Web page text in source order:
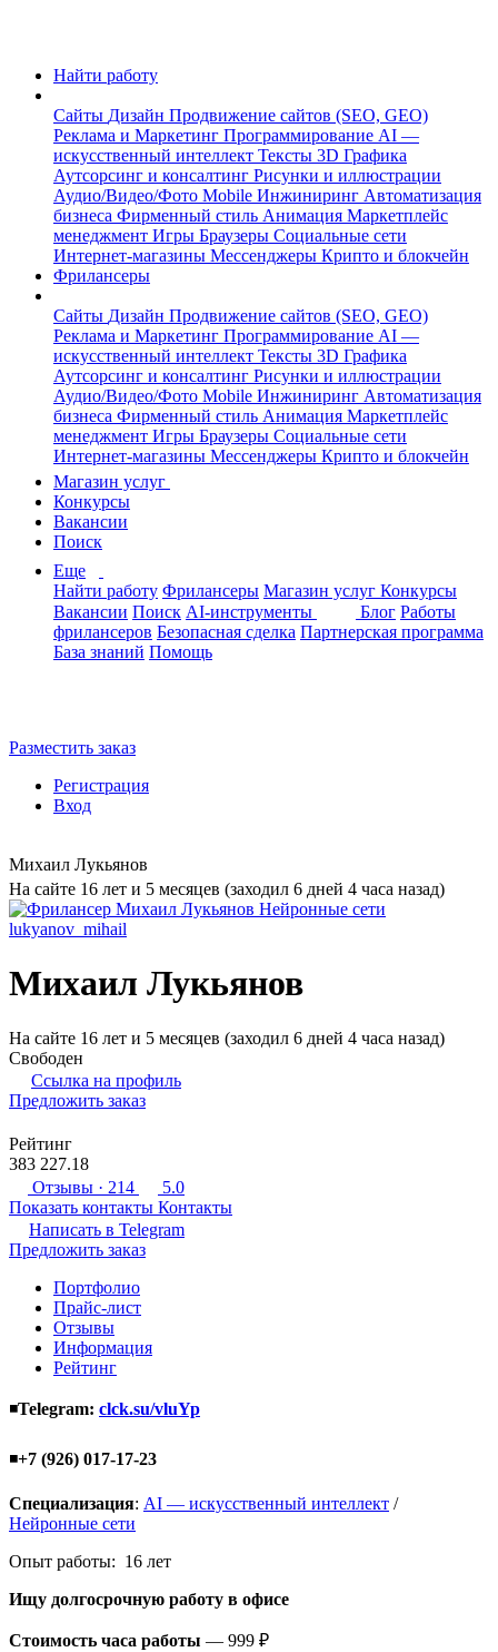
Найти работу
Сайты Дизайн Продвижение сайтов (SEO, GEO)
Реклама и Маркетинг Программирование AI —
искусственный интеллект Тексты 3D Графика
Аутсорсинг и консалтинг Рисунки и иллюстрации
Аудио/Видео/Фото Mobile Инжиниринг Автоматизация
бизнеса Фирменный стиль Анимация Маркетплейс
менеджмент Игры Браузеры Социальные сети
Интернет-магазины Мессенджеры Крипто и блокчейн
Фрилансеры
Сайты Дизайн Продвижение сайтов (SEO, GEO)
Реклама и Маркетинг Программирование AI —
искусственный интеллект Тексты 3D Графика
Аутсорсинг и консалтинг Рисунки и иллюстрации
Аудио/Видео/Фото Mobile Инжиниринг Автоматизация
бизнеса Фирменный стиль Анимация Маркетплейс
менеджмент Игры Браузеры Социальные сети
Интернет-магазины Мессенджеры Крипто и блокчейн
Магазин услуг
Конкурсы
Вакансии
Поиск
Еще
Найти работу Фрилансеры Магазин услуг Конкурсы
Вакансии Поиск AI-инструменты Блог Работы
фрилансеров Безопасная сделка Партнерская программа
База знаний Помощь
Разместить заказ
Регистрация
Вход
Михаил Лукьянов
На сайте 16 лет и 5 месяцев (заходил 6 дней 4 часа назад)
Михаил Лукьянов
На сайте 16 лет и 5 месяцев (заходил 6 дней 4 часа назад)
Свободен
Ссылка на профиль
Предложить заказ
Рейтинг
383 227.18
Отзывы · 214
5.0
Показать контакты Контакты
Написать в Telegram
Предложить заказ
Портфолио
Прайс-лист
Отзывы
Информация
Рейтинг
◾Telegram: clck.su/vluYp
◾+7 (926) 017-17-23
Специализация: AI — искусственный интеллект /
Нейронные сети
Опыт работы: 16 лет
Ищу долгосрочную работу в офисе
Стоимость часа работы — 999 ₽